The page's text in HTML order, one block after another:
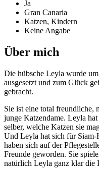
Ja
Gran Canaria
Katzen, Kindern
Keine Angabe
Über mich
Die hübsche Leyla wurde
ausgesetzt und zum Glück
gebracht.
Sie ist eine total freundliche,
junge Katzendame. Leyla
selber, welche Katzen sie
Und Leyla hat sich für
haben sich auf der
Freunde geworden. Sie
natürlich Leyla ganz klar die